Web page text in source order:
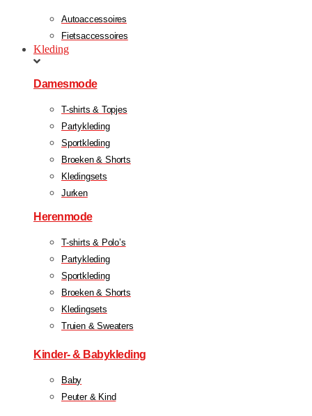
Autoaccessoires
Fietsaccessoires
Kleding
Damesmode
T-shirts & Topjes
Partykleding
Sportkleding
Broeken & Shorts
Kledingsets
Jurken
Herenmode
T-shirts & Polo’s
Partykleding
Sportkleding
Broeken & Shorts
Kledingsets
Truien & Sweaters
Kinder- & Babykleding
Baby
Peuter & Kind